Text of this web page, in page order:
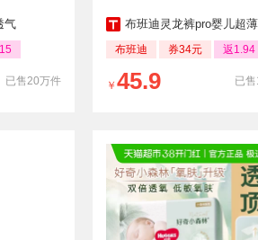
气
已售20万件
布班迪灵龙裤pro婴儿超薄拉拉裤
布班迪 券34元 返1.94
已
￥ 45.9